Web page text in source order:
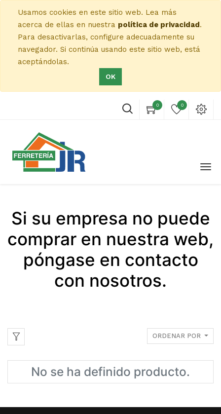
Usamos cookies en este sitio web. Lea más
acerca de ellas en nuestra política de privacidad.
Para desactivarlas, configure adecuadamente su
navegador. Si continúa usando este sitio web, está
aceptándolas.
OK
0 0
Si su empresa no puede
comprar en nuestra web,
póngase en contacto
con nosotros.
ORDENAR POR
No se ha definido producto.